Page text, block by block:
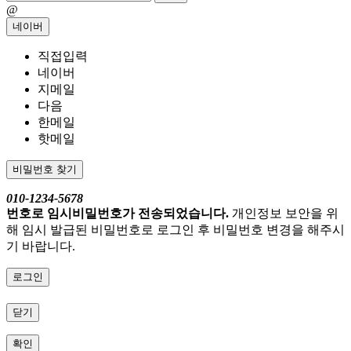
@
네이버
직접입력
네이버
지메일
다음
한메일
핫메일
비밀번호 찾기
010-1234-5678
번호로 임시비밀번호가 전송되었습니다. 개인정보 보안을 위
해 임시 발급된 비밀번호로 로그인 후 비밀번호 변경을 해주시
기 바랍니다.
로그인
닫기
확인